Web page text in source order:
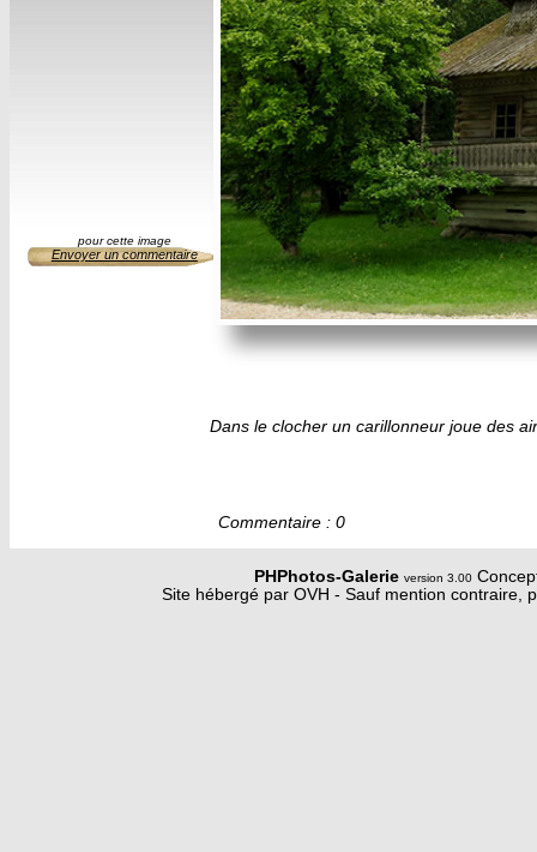
pour cette image
Envoyer un commentaire
Dans le clocher un carillonneur joue des
Commentaire : 0
PHPhotos-Galerie version 3.00
Site hébergé par OVH - Sauf mention contraire,